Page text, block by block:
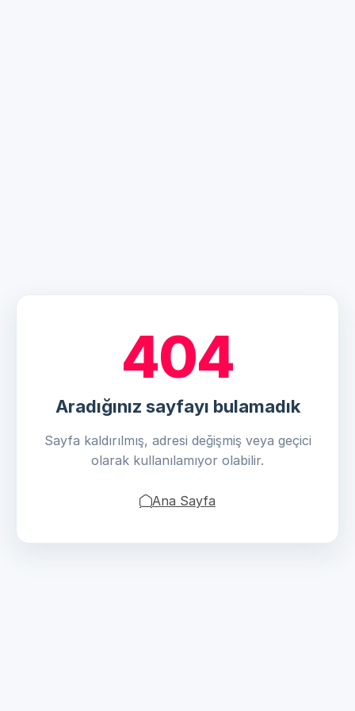
404
Aradığınız sayfayı bulamadık
Sayfa kaldırılmış, adresi değişmiş veya geçici
olarak kullanılamıyor olabilir.
Ana Sayfa